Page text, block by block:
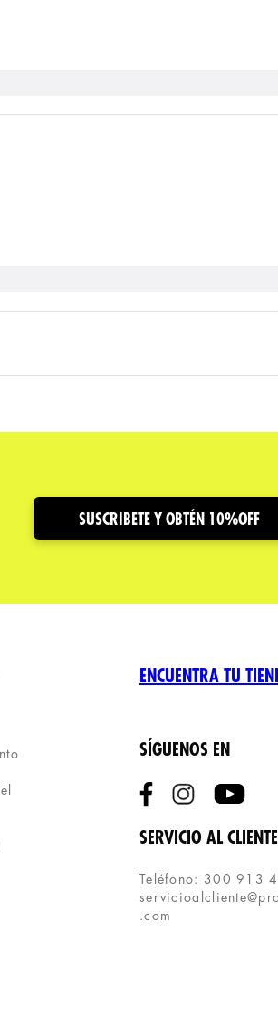
SUSCRIBETE Y OBTÉN 10%OFF
ENCUENTRA TU
SÍGUENOS EN
SERVICIO AL CLIENTE
Teléfono: 300 913
.com